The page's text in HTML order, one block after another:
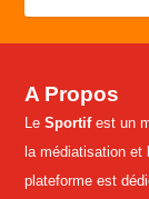
A Propos
LeSportifest un
la médiatisation et
plateforme est